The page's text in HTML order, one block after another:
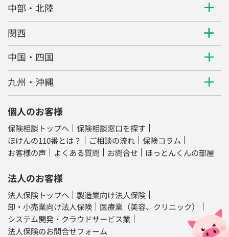
中部・北陸
関西
中国・四国
九州・沖縄
個人のお客様
保険相談トップへ
保険相談窓口を探す
ほけんの110番とは？
ご相談の流れ
保険コラム
お客様の声
よくある質問 お問合せ ほっとんくんの部屋
法人のお客様
法人保険トップへ
製造業向け法人保険
卸・小売業向け法人保険
医療業（美容、クリニック）
システム開発・クラウドサービス業
法人保険のお問合せフォーム